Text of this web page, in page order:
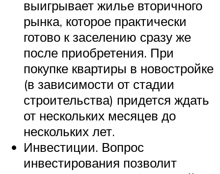
выигрывает жилье вторичного
рынка, которое практически
готово к заселению сразу же
после приобретения. При
покупке квартиры в новостройке
(в зависимости от стадии
строительства) придется ждать
от нескольких месяцев до
нескольких лет.
Инвестиции. Вопрос
инвестирования позволит